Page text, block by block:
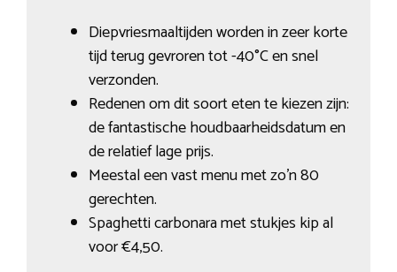
Diepvriesmaaltijden worden in zeer korte
tijd terug gevroren tot -40°C en snel
verzonden.
Redenen om dit soort eten te kiezen zijn:
de fantastische houdbaarheidsdatum en
de relatief lage prijs.
Meestal een vast menu met zo’n 80
gerechten.
Spaghetti carbonara met stukjes kip al
voor €4,50.